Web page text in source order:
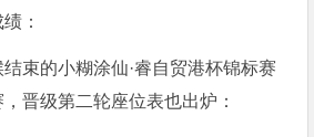
：
束的小糊涂仙·睿自贸港杯锦标赛
晋级第二轮座位表也出炉：